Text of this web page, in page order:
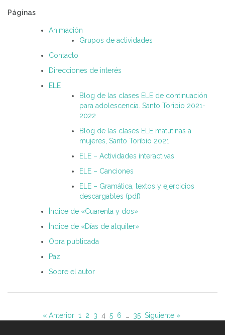
Páginas
Animación
Grupos de actividades
Contacto
Direcciones de interés
ELE
Blog de las clases ELE de continuación
para adolescencia. Santo Toribio 2021-
2022
Blog de las clases ELE matutinas a
mujeres, Santo Toribio 2021
ELE – Actividades interactivas
ELE – Canciones
ELE – Gramática, textos y ejercicios
descargables (pdf)
Índice de «Cuarenta y dos»
Índice de «Días de alquiler»
Obra publicada
Paz
Sobre el autor
« Anterior 1 2 3 4 5 6 35 Siguiente »